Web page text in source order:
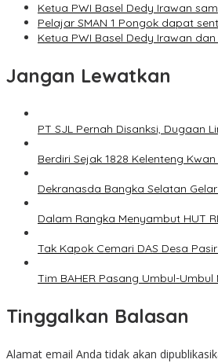
Ketua PWI Basel Dedy Irawan
Pelajar SMAN 1 Pongok dapat
Ketua PWI Basel Dedy Irawan
Jangan Lewatkan
PT SJL Pernah Disanksi, Dugaan
Berdiri Sejak 1828 Kelenteng
Dekranasda Bangka Selatan
Dalam Rangka Menyambut HUT
Tak Kapok Cemari DAS Desa
Tim BAHER Pasang Umbul-
Tinggalkan Balasan
Alamat email Anda tidak akan